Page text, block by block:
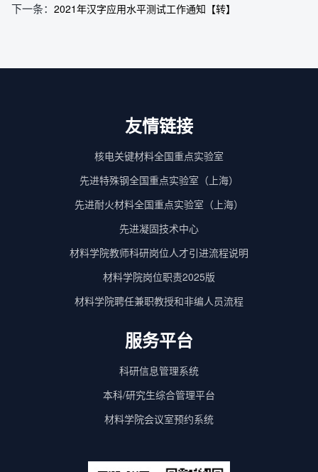
下一条： 2021年汉字应用水平测试工作通知【转】
友情链接
核电关键材料全国重点实验室
先进特殊钢全国重点实验室（上海）
先进耐火材料全国重点实验室（上海）
先进凝固技术中心
材料学院教师科研岗位人才引进流程说明
材料学院岗位职责2025版
材料学院聘任兼职教授和非编人员流程
服务平台
科研信息管理系统
本科/研究生综合管理平台
材料学院会议室预约系统